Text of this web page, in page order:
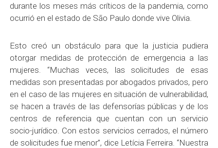
durante los meses más críticos de la pandemia, como
ocurrió en el estado de São Paulo donde vive Olivia.
Esto creó un obstáculo para que la justicia pudiera
otorgar medidas de protección de emergencia a las
mujeres. “Muchas veces, las solicitudes de esas
medidas son presentadas por abogados privados, pero
en el caso de las mujeres en situación de vulnerabilidad,
se hacen a través de las defensorías públicas y de los
centros de referencia que cuentan con un servicio
socio-jurídico. Con estos servicios cerrados, el número
de solicitudes fue menor”, dice Letícia Ferreira. “Nuestra